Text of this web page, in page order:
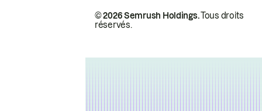
© 2026 Semrush Holdings.Tous droits
réservés.